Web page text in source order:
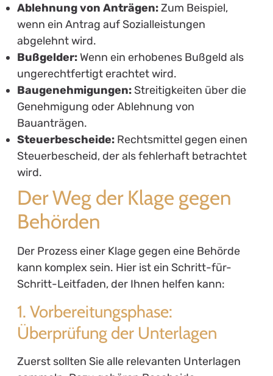
Ablehnung von Anträgen:Zum Beispiel,
wenn ein Antrag auf Sozialleistungen
abgelehnt wird.
Bußgelder:Wenn ein erhobenes Bußgeld als
ungerechtfertigt erachtet wird.
Baugenehmigungen:Streitigkeiten über die
Genehmigung oder Ablehnung von
Bauanträgen.
Steuerbescheide:Rechtsmittel gegen einen
Steuerbescheid, der als fehlerhaft betrachtet
wird.
Der Weg der Klage gegen
Behörden
Der Prozess einer Klage gegen eine Behörde
kann komplex sein. Hier ist ein Schritt-für-
Schritt-Leitfaden, der Ihnen helfen kann:
1. Vorbereitungsphase:
Überprüfung der Unterlagen
Zuerst sollten Sie alle relevanten Unterlagen